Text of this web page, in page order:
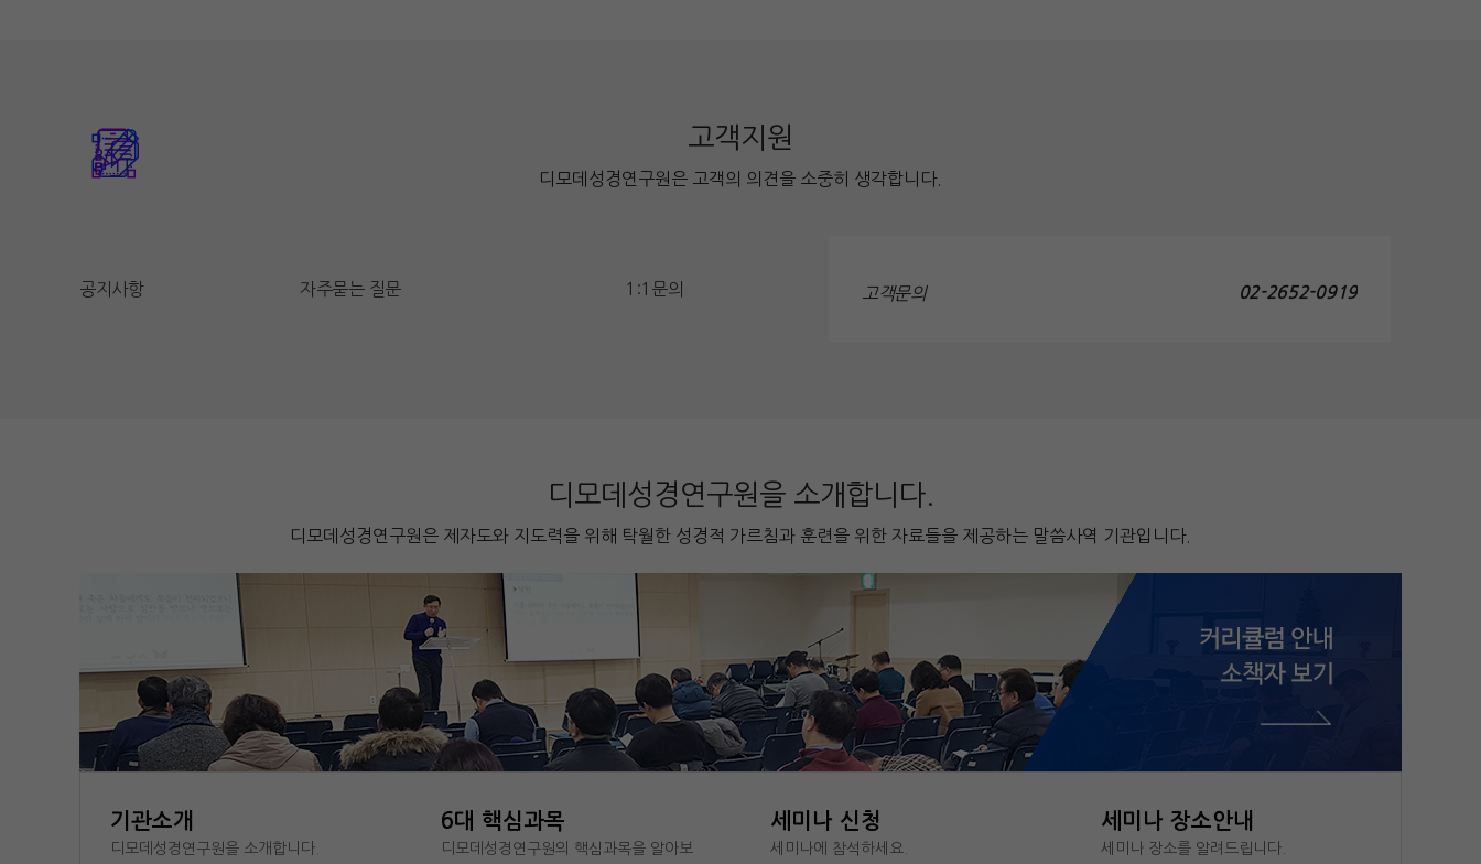
고객지원
디모데성경연구원은 고객의 의견을 소중히 생각합니다.
공지사항 자주묻는 질문 1:1문의 고객문의 02-2652-0919
디모데성경연구원을 소개합니다.
디모데성경연구원은 제자도와 지도력을 위해 탁월한 성경적 가르침과 훈련을 위한 자료들을 제공하는 말씀사역 기관입니다.
기관소개
디모데성경연구원을 소개합니다.
6대 핵심과목
디모데성경연구원의 핵심과목을 알아보
세미나 신청
세미나에 참석하세요.
세미나 장소안내
세미나 장소를 알려드립니다.